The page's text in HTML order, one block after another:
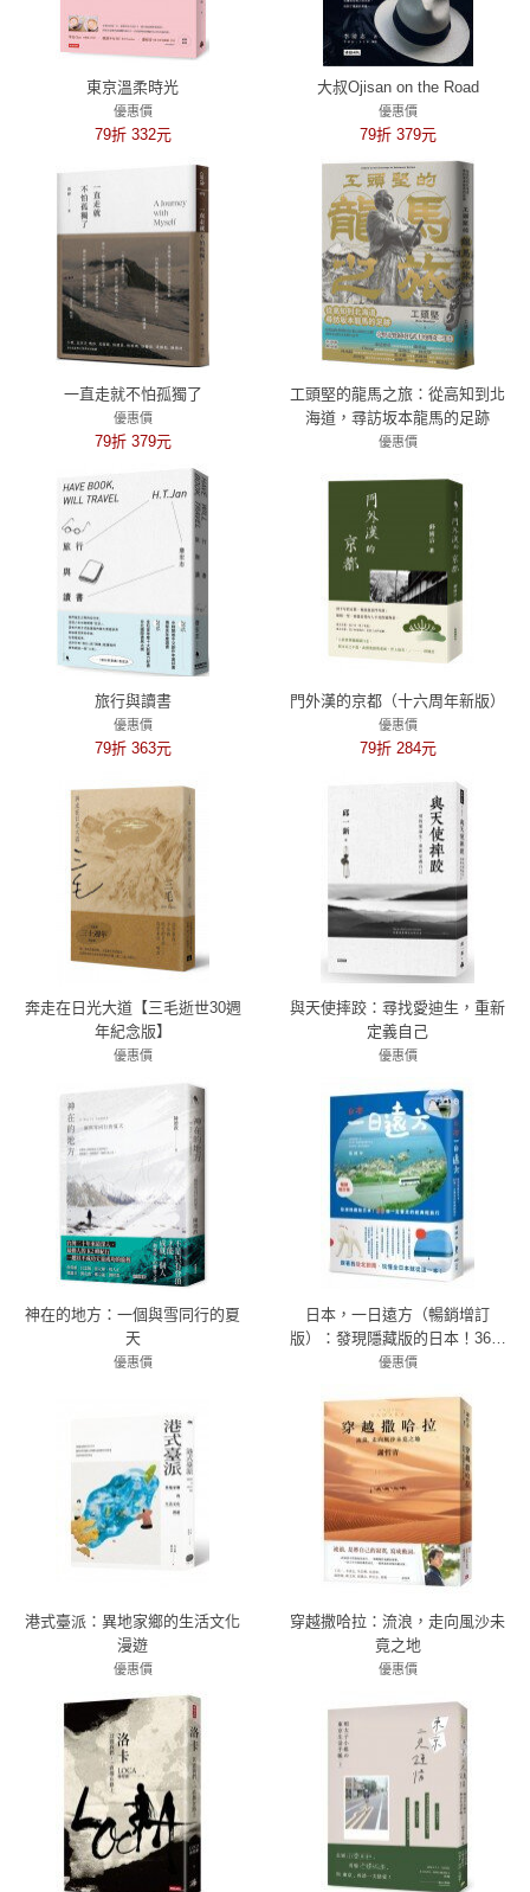
東京溫柔時光
優惠價
79折 332元
大叔Ojisan on the Road
優惠價
79折 379元
一直走就不怕孤獨了
優惠價
79折 379元
工頭堅的龍馬之旅：從高知到北
海道，尋訪坂本龍馬的足跡
優惠價
旅行與讀書
優惠價
79折 363元
門外漢的京都（十六周年新版）
優惠價
79折 284元
奔走在日光大道【三毛逝世30週
年紀念版】
優惠價
與天使摔跤：尋找愛迪生，重新
定義自己
優惠價
神在的地方：一個與雪同行的夏
天
優惠價
日本，一日遠方（暢銷增訂
版）：發現隱藏版的日本！36個
一定要走的經典輕旅行
優惠價
港式臺派：異地家鄉的生活文化
漫遊
優惠價
79折 277元
穿越撒哈拉：流浪，走向風沙未
竟之地
優惠價